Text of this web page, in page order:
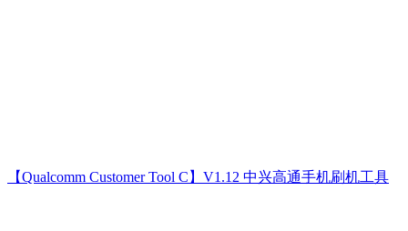
【Qualcomm Customer Tool C】V1.12 中兴高通手机刷机工具